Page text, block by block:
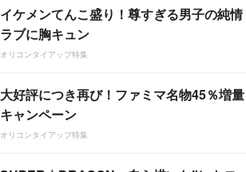
イケメンてんこ盛り！尊すぎる男子の純情
ラブに胸キュン
オリコンタイアップ特集
大好評につき再び！ファミマ名物45％増量
キャンペーン
オリコンタイアップ特集